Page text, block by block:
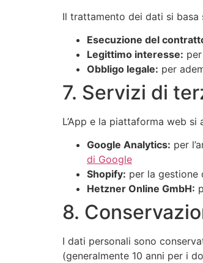
Il trattamento dei dati si basa
Esecuzione del
Legittimo interesse:
Obbligo legale: per
7. Servizi di
L’App e la piattaforma web
Google Analytics: per
di Google
Shopify: per la gestione
Hetzner Online GmbH:
8.
I dati personali sono
(generalmente 10 anni per i